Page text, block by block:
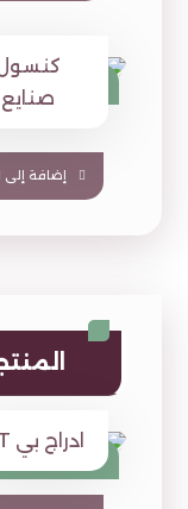
صنايع
إضافة إلى
ادراج بي T
1,490